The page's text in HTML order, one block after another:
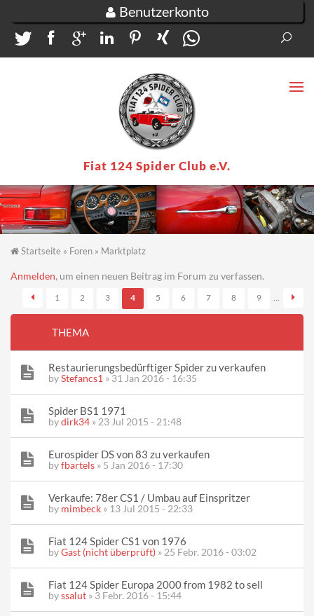
Benutzerkonto
Fiat 124 Spider Club e.V.
Sie sind hier
Startseite » Foren » Marktplatz
Anmelden, um einen neuen Beitrag im Forum zu verfassen.
Seiten
1 2 3 4 5 6 7 8 9 …
THEMA
Restaurierungsbedürftiger Spider zu verkaufen
byStefancs1 » 31 Jan 2016 - 16:35
Spider BS1 1971
bydirk34 » 23 Jul 2015 - 21:48
Eurospider DS von 83 zu verkaufen
byfbartels » 5 Jan 2016 - 17:30
Verkaufe: 78er CS1 / Umbau auf Einspritzer
by mimbeck » 13 Jul 2015 - 22:33
Fiat 124 Spider CS1 von 1976
byGast (nicht überprüft) » 25 Febr. 2016 - 03:02
Fiat 124 Spider Europa 2000 from 1982 to sell
byssalut » 3 Febr. 2016 - 15:44